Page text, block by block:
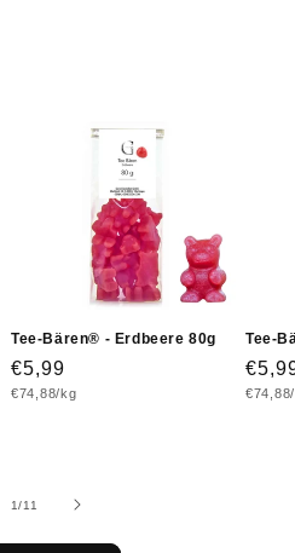
Tee-Bären® - Erdbeere 80g
Normaler
Preis
€5,99
Grundpreis
€74,88/kg
Tee-
Preis
1/von
11